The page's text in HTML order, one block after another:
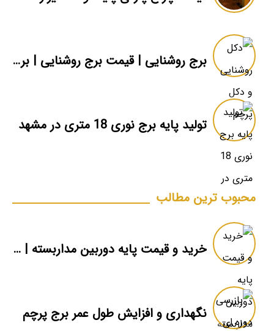
برج روشنایی | قیمت برج روشنایی | برج روشنایی متحرک
تولید پایه برج نوری 18 متری در مشهد
محبوب ترین مطالب
خرید و قیمت پایه دوربین مداربسته | دکل دوربین
نگهداری و افزایش طول عمر برج پرچم